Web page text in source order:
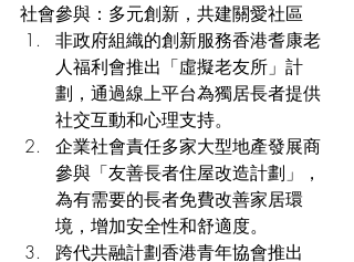
社會參與：多元創新，共建關愛社區
非政府組織的創新服務香港耆康老
人福利會推出「虛擬老友所」計
劃，通過線上平台為獨居長者提供
社交互動和心理支持。
企業社會責任多家大型地產發展商
參與「友善長者住屋改造計劃」，
為有需要的長者免費改善家居環
境，增加安全性和舒適度。
跨代共融計劃香港青年協會推出